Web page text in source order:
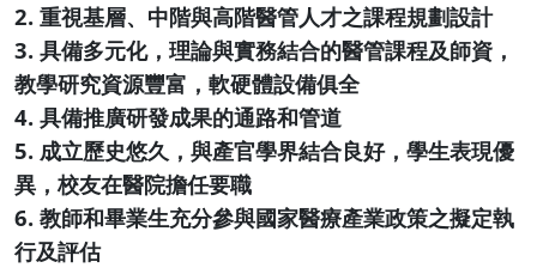
2. 重視基層、中階與高階醫管人才之課程規劃設計
3. 具備多元化，理論與實務結合的醫管課程及師資，
教學研究資源豐富，軟硬體設備俱全
4. 具備推廣研發成果的通路和管道
5. 成立歷史悠久，與產官學界結合良好，學生表現優
異，校友在醫院擔任要職
6. 教師和畢業生充分參與國家醫療產業政策之擬定執
行及評估